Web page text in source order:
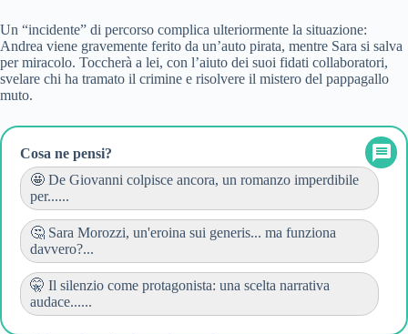
Un “incidente” di percorso complica ulteriormente la situazione:
Andrea viene gravemente ferito da un’auto pirata, mentre Sara si salva
per miracolo. Toccherà a lei, con l’aiuto dei suoi fidati collaboratori,
svelare chi ha tramato il crimine e risolvere il mistero del pappagallo
muto.
Cosa ne pensi?
🤩 De Giovanni colpisce ancora, un romanzo imperdibile
per......
🤔 Sara Morozzi, un'eroina sui generis... ma funziona
davvero?...
🤫 Il silenzio come protagonista: una scelta narrativa
audace......